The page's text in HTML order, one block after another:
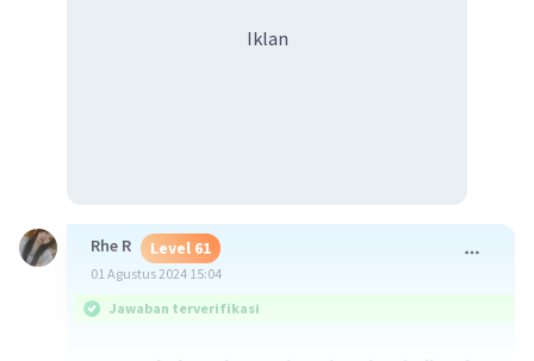
Iklan
Rhe R Level 61
01 Agustus 2024 15:04
Jawaban terverifikasi